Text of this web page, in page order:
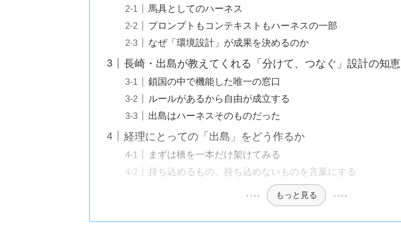
馬具としてのハーネス
プロンプトもコンテキストもハーネスの一部
なぜ「環境設計」が成果を決めるのか
長崎・出島が教えてくれる「分けて、つなぐ」設計の知恵
鎖国の中で機能した唯一の窓口
ルールがあるから自由が成立する
出島はハーネスそのものだった
経理にとっての「出島」をどう作るか
まずは橋を一本だけ架けてみる
持ち込めるもの、持ち込めないものを言葉にする
もっと見る